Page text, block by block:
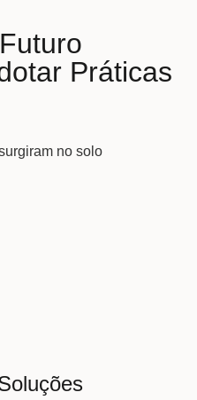
Práticas